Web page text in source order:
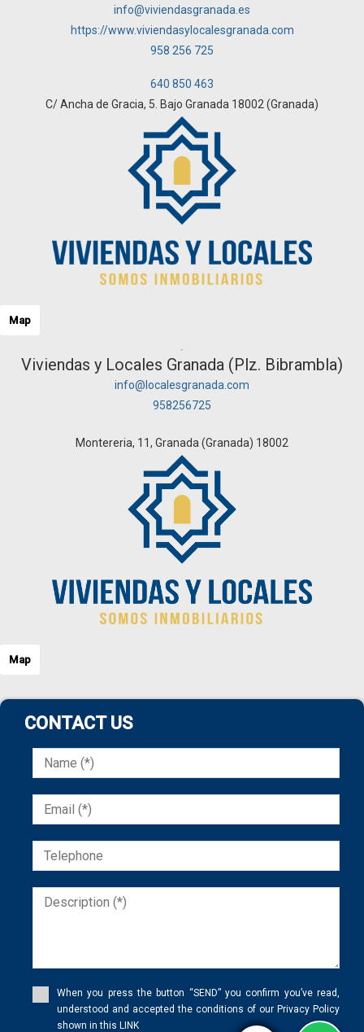
info@viviendasgranada.es
https://www.viviendasylocalesgranada.com
958 256 725
640 850 463
C/ Ancha de Gracia, 5. Bajo Granada 18002 (Granada)
Map
Viviendas y Locales Granada (Plz. Bibrambla)
info@localesgranada.com
958256725
Montereria, 11, Granada (Granada) 18002
Map
CONTACT US
When you press the button “SEND” you confirm you’ve read,
understood and accepted the conditions of our Privacy Policy
shown in this LINK